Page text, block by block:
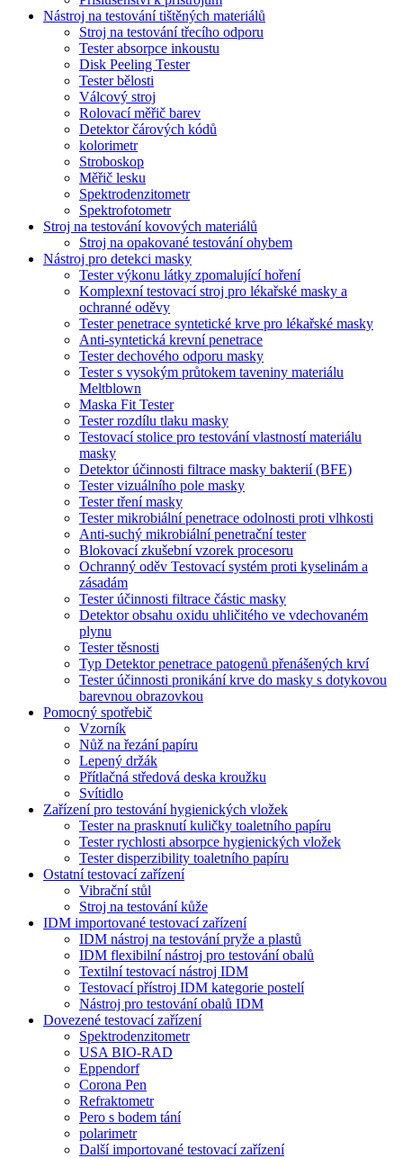
Nástroj na testování tištěných materiálů
Stroj na testování třecího odporu
Tester absorpce inkoustu
Disk Peeling Tester
Tester bělosti
Válcový stroj
Rolovací měřič barev
Detektor čárových kódů
kolorimetr
Stroboskop
Měřič lesku
Spektrodenzitometr
Spektrofotometr
Stroj na testování kovových materiálů
Stroj na opakované testování ohybem
Nástroj pro detekci masky
Tester výkonu látky zpomalující hoření
Komplexní testovací stroj pro lékařské masky a
ochranné oděvy
Tester penetrace syntetické krve pro lékařské masky
Anti-syntetická krevní penetrace
Tester dechového odporu masky
Tester s vysokým průtokem taveniny materiálu
Meltblown
Maska Fit Tester
Tester rozdílu tlaku masky
Testovací stolice pro testování vlastností materiálu
masky
Detektor účinnosti filtrace masky bakterií (BFE)
Tester vizuálního pole masky
Tester tření masky
Tester mikrobiální penetrace odolnosti proti vlhkosti
Anti-suchý mikrobiální penetrační tester
Blokovací zkušební vzorek procesoru
Ochranný oděv Testovací systém proti kyselinám a
zásadám
Tester účinnosti filtrace částic masky
Detektor obsahu oxidu uhličitého ve vdechovaném
plynu
Tester těsnosti
Typ Detektor penetrace patogenů přenášených krví
Tester účinnosti pronikání krve do masky s dotykovou
barevnou obrazovkou
Pomocný spotřebič
Vzorník
Nůž na řezání papíru
Lepený držák
Přítlačná středová deska kroužku
Svítidlo
Zařízení pro testování hygienických vložek
Tester na prasknutí kuličky toaletního papíru
Tester rychlosti absorpce hygienických vložek
Tester disperzibility toaletního papíru
Ostatní testovací zařízení
Vibrační stůl
Stroj na testování kůže
IDM importované testovací zařízení
IDM nástroj na testování pryže a plastů
IDM flexibilní nástroj pro testování obalů
Textilní testovací nástroj IDM
Testovací přístroj IDM kategorie postelí
Nástroj pro testování obalů IDM
Dovezené testovací zařízení
Spektrodenzitometr
USA BIO-RAD
Eppendorf
Corona Pen
Refraktometr
Pero s bodem tání
polarimetr
Další importované testovací zařízení